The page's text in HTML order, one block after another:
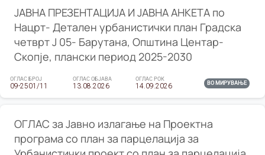
ЈАВНА ПРЕЗЕНТАЦИЈА И ЈАВНА АНКЕТА по
Нацрт- Детален урбанистички план Градска
четврт Ј 05- Барутана, Општина Центар-
Скопје, плански период 2025-2030
ОГЛАС БРОЈ
09-2501/11
ОГЛАС ОБЈАВА
13.08.2026
ОГЛАС РОК
14.09.2026 ВО МИРУВАЊЕ
ОГЛАС за Јавно излагање на Проектна
програма со план за парцелација за